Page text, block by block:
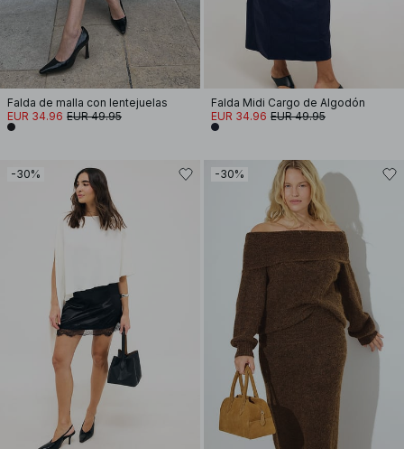
Falda de malla con lentejuelas
EUR 34.96 EUR 49.95
Falda Midi Cargo de Algodón
EUR 34.96 EUR 49.95
-30% -30%